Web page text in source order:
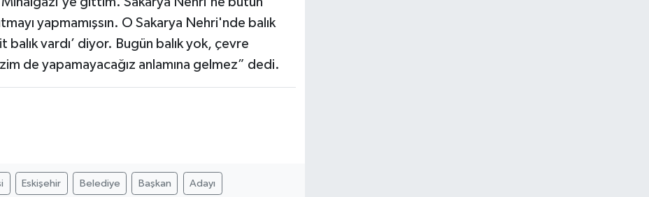
yapmamışsın. O Sakarya Nehri'nde balık
vardı’ diyor. Bugün balık yok, çevre
de yapamayacağız anlamına gelmez” dedi.
Eskişehir Belediye Başkan Adayı